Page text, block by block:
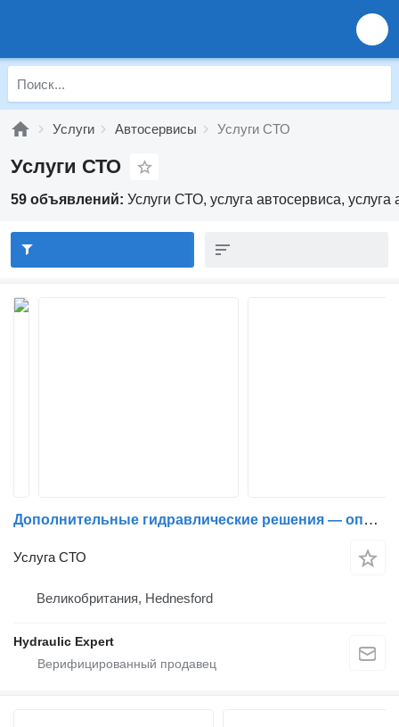
Услуги Автосервисы Услуги СТО
Услуги СТО
59 объявлений: Услуги СТО, услуга автосервиса, услуга
Дополнительные гидравлические решения — опрокидывающее оборудование | Восстановление и ремонт гидравлики | Проектирование гидравлики для грузовиков и мобильных приложений
Услуга СТО
Великобритания, Hednesford
Hydraulic Expert